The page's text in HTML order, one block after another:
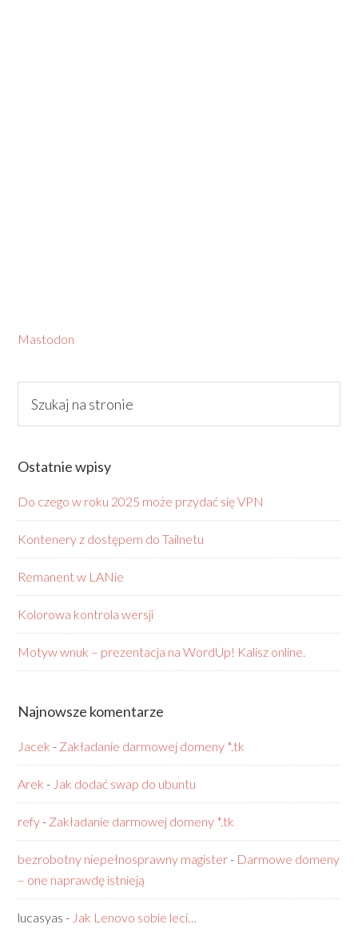
Mastodon
Ostatnie wpisy
Do czego w roku 2025 może przydać się VPN
Kontenery z dostępem do Tailnetu
Remanent w LANie
Kolorowa kontrola wersji
Motyw wnuk – prezentacja na WordUp! Kalisz online.
Najnowsze komentarze
Jacek - Zakładanie darmowej domeny *.tk
Arek - Jak dodać swap do ubuntu
refy- Zakładanie darmowej domeny *.tk
bezrobotny niepełnosprawny magister- Darmowe domeny
– one naprawdę istnieją
lucasyas - Jak Lenovo sobie leci…